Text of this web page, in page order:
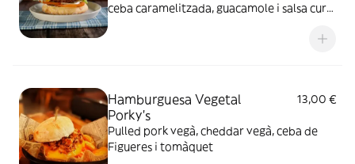
ceba caramelitzada, guacamole i salsa curri
Hamburguesa Vegetal
Porky's
13,00 €
Pulled pork vegà, cheddar vegà, ceba de
Figueres i tomàquet